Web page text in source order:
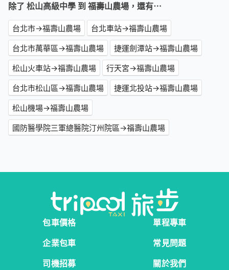
除了 松山高級中學 到 福壽山農場，還有⋯
台北市→福壽山農場
台北車站→福壽山農場
台北市萬華區→福壽山農場
捷運劍潭站→福壽山農場
松山火車站→福壽山農場
行天宮→福壽山農場
台北市松山區→福壽山農場
捷運北投站→福壽山農場
松山機場→福壽山農場
國防醫學院三軍總醫院汀州院區→福壽山農場
包車價格
單程專車
企業包車
常見問題
司機招募
關於我們